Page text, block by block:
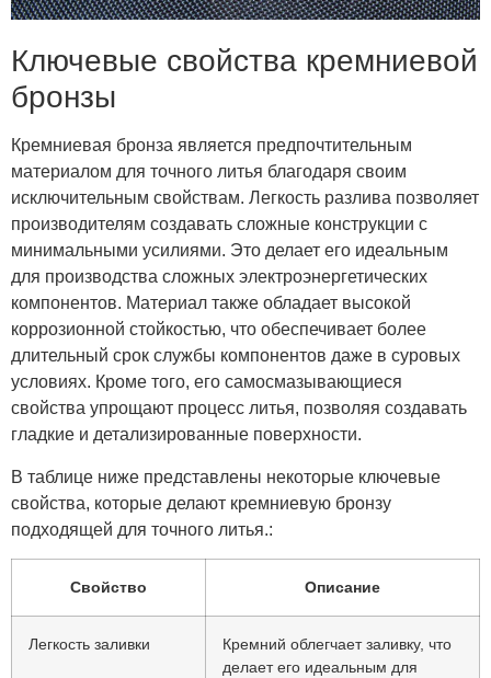
Ключевые свойства кремниевой
бронзы
Кремниевая бронза является предпочтительным
материалом для точного литья благодаря своим
исключительным свойствам. Легкость разлива позволяет
производителям создавать сложные конструкции с
минимальными усилиями. Это делает его идеальным
для производства сложных электроэнергетических
компонентов. Материал также обладает высокой
коррозионной стойкостью, что обеспечивает более
длительный срок службы компонентов даже в суровых
условиях. Кроме того, его самосмазывающиеся
свойства упрощают процесс литья, позволяя создавать
гладкие и детализированные поверхности.
В таблице ниже представлены некоторые ключевые
свойства, которые делают кремниевую бронзу
подходящей для точного литья.:
Свойство Описание
Легкость заливки
Кремний облегчает заливку, что
делает его идеальным для